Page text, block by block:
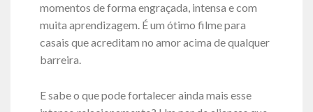
momentos de forma engraçada, intensa e com
muita aprendizagem. É um ótimo filme para
casais que acreditam no amor acima de qualquer
barreira.
E sabe o que pode fortalecer ainda mais esse